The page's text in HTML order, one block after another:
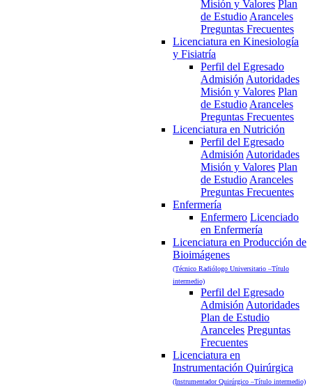
Misión y Valores Plan
de Estudio Aranceles
Preguntas Frecuentes
Licenciatura en Kinesiología
y Fisiatría
Perfil del Egresado
Admisión Autoridades
Misión y Valores Plan
de Estudio Aranceles
Preguntas Frecuentes
Licenciatura en Nutrición
Perfil del Egresado
Admisión Autoridades
Misión y Valores Plan
de Estudio Aranceles
Preguntas Frecuentes
Enfermería
Enfermero Licenciado
en Enfermería
Licenciatura en Producción de
Bioimágenes
(Técnico Radiólogo Universitario –Título
intermedio)
Perfil del Egresado
Admisión Autoridades
Plan de Estudio
Aranceles Preguntas
Frecuentes
Licenciatura en
Instrumentación Quirúrgica
(Instrumentador Quirúrgico –Título intermedio)